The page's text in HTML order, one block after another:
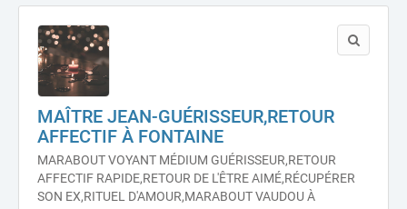
MAÎTRE JEAN-GUÉRISSEUR,RETOUR
AFFECTIF À FONTAINE
MARABOUT VOYANT MÉDIUM GUÉRISSEUR,RETOUR
AFFECTIF RAPIDE,RETOUR DE L'ÊTRE AIMÉ,RÉCUPÉRER
SON EX,RITUEL D'AMOUR,MARABOUT VAUDOU À